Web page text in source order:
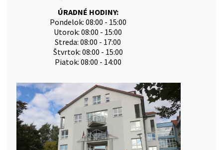
ÚRADNÉ HODINY:
Pondelok: 08:00 - 15:00
Utorok: 08:00 - 15:00
Streda: 08:00 - 17:00
Štvrtok: 08:00 - 15:00
Piatok: 08:00 - 14:00